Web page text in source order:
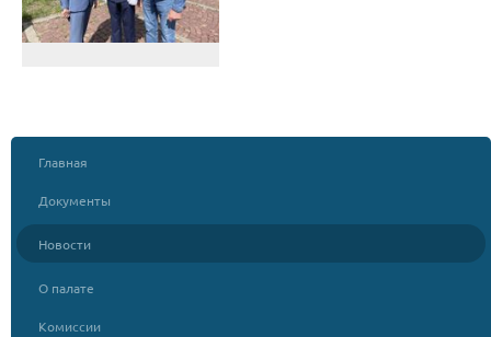
Главная
Документы
Новости
О палате
Комиссии